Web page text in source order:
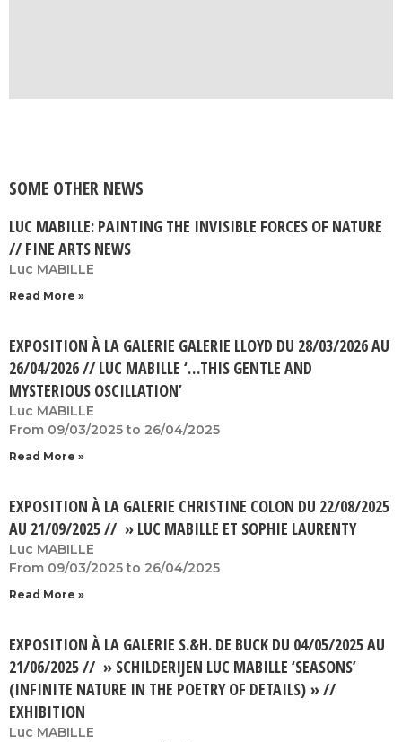
SOME OTHER NEWS
LUC MABILLE: PAINTING THE INVISIBLE FORCES OF NATURE
// FINE ARTS NEWS
Luc MABILLE
Read More »
EXPOSITION À LA GALERIE GALERIE LLOYD DU 28/03/2026 AU
26/04/2026 // LUC MABILLE ‘…THIS GENTLE AND
MYSTERIOUS OSCILLATION’
Luc MABILLE
From 09/03/2025 to 26/04/2025
Read More »
EXPOSITION À LA GALERIE CHRISTINE COLON DU 22/08/2025
AU 21/09/2025 // » LUC MABILLE ET SOPHIE LAURENTY
Luc MABILLE
From 09/03/2025 to 26/04/2025
Read More »
EXPOSITION À LA GALERIE S.&H. DE BUCK DU 04/05/2025 AU
21/06/2025 // » SCHILDERIJEN LUC MABILLE ‘SEASONS’
(INFINITE NATURE IN THE POETRY OF DETAILS) » //
EXHIBITION
Luc MABILLE